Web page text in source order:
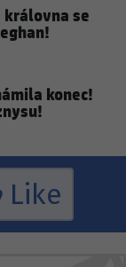
se
konec!
Like